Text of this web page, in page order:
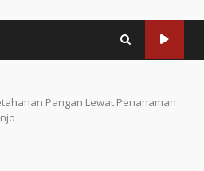
Pangan Lewat Penanaman